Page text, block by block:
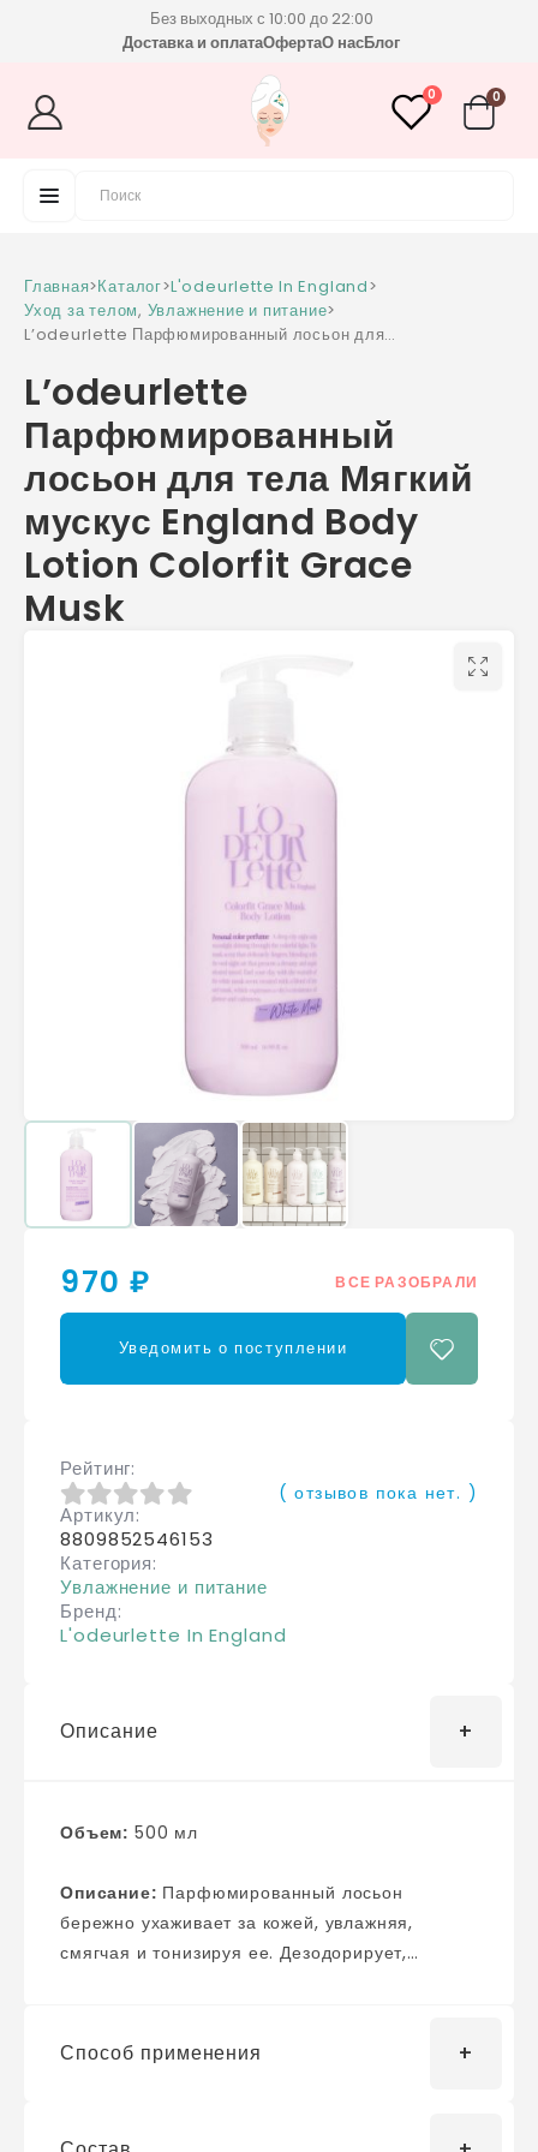
Без выходных с 10:00 до 22:00
Доставка и оплатаОфертаО насБлог
0 0
Главная>Каталог>L'odeurlette In England>
Уход за телом, Увлажнение и питание>
L’odeurlette Парфюмированный лосьон для
Colorfit Grace Musk
L’odeurlette
Парфюмированный
лосьон для тела Мягкий
мускус England Body
Lotion Colorfit Grace
Musk
970 ₽ ВСЕ РАЗОБРАЛИ
Уведомить о поступлении
Рейтинг
0из 5
( отзывов пока нет. )
Артикул
8809852546153
Категория
Увлажнение и питание
Бренд
L'odeurlette In England
Описание
Объем: 500 мл
Описание:
бережно ухаживает за кожей, увлажняя,
смягчая и тонизируя ее. Дезодорирует,
снимает усталость. Растворяет скопление
Способ применения